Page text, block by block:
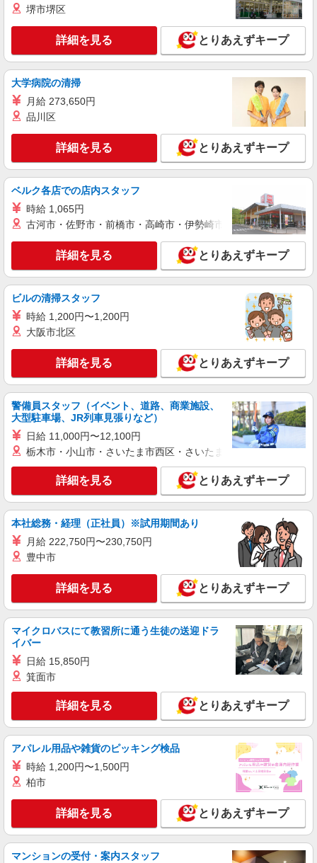
堺市堺区
詳細を見る とりあえずキープ
大学病院の清掃
月給 273,650円
品川区
詳細を見る とりあえずキープ
ベルク各店での店内スタッフ
時給 1,065円
古河市・佐野市・前橋市・高崎市・伊勢崎市・太田市・館林市
詳細を見る とりあえずキープ
ビルの清掃スタッフ
時給 1,200円〜1,200円
大阪市北区
詳細を見る とりあえずキープ
警備員スタッフ（イベント、道路、商業施設、
大型駐車場、JR列車見張りなど）
日給 11,000円〜12,100円
栃木市・小山市・さいたま市西区・さいたま市岩槻区・久喜市・
詳細を見る とりあえずキープ
本社総務・経理（正社員）※試用期間あり
月給 222,750円〜230,750円
豊中市
詳細を見る とりあえずキープ
マイクロバスにて教習所に通う生徒の送迎ドラ
イバー
日給 15,850円
箕面市
詳細を見る とりあえずキープ
アパレル用品や雑貨のピッキング検品
時給 1,200円〜1,500円
柏市
詳細を見る とりあえずキープ
マンションの受付・案内スタッフ